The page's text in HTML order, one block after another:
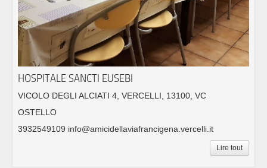
HOSPITALE SANCTI EUSEBI
VICOLO DEGLI ALCIATI 4, VERCELLI, 13100, VC
OSTELLO
3932549109 info@amicidellaviafrancigena.vercelli.it
Lire tout